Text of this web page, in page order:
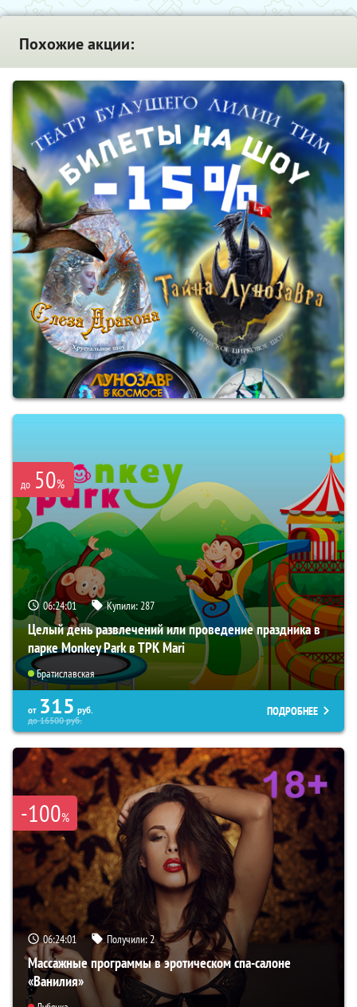
Похожие акции:
до 50%
06:24:00 Купили:287
Целый день развлечений или проведение праздника в
парке Monkey Park в ТРК Mari
Братиславская
от 315 руб.
до16500руб.
ПОДРОБНЕЕ
-100%
06:24:00 Получили:2
Массажные программы в эротическом спа-салоне
«Ванилия»